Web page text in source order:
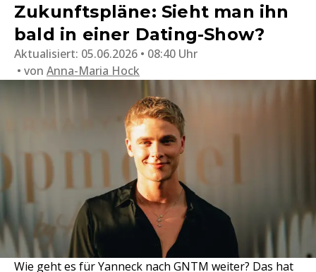
Zukunftspläne: Sieht man ihn
bald in einer Dating-Show?
Aktualisiert: 05.06.2026 • 08:40 Uhr
von Anna-Maria Hock
Wie geht es für Yanneck nach GNTM weiter? Das hat